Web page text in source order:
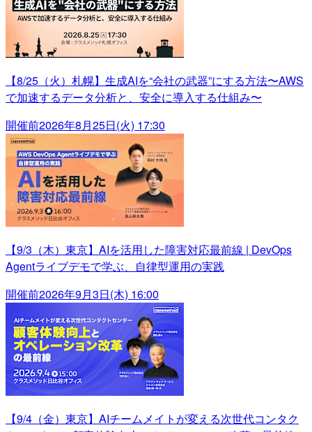
【8/25（火）札幌】生成AIを“会社の武器”にする方法〜AWS
で加速するデータ分析と、安全に導入する仕組み〜
開催前2026年8月25日(火) 17:30
【9/3（木）東京】AIを活用した障害対応最前線 | DevOps
Agentライブデモで学ぶ、自律型運用の実践
開催前2026年9月3日(木) 16:00
【9/4（金）東京】AIチームメイトが変える次世代コンタク